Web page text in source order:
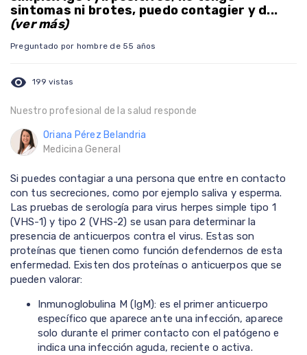
sintomas ni brotes, puedo contagier y d...
(ver más)
Preguntado por hombre de 55 años
visibility 199 vistas
Nuestro profesional de la salud responde
Oriana Pérez Belandria
Medicina General
Si puedes contagiar a una persona que entre en contacto
con tus secreciones, como por ejemplo saliva y esperma.
Las pruebas de serología para virus herpes simple tipo 1
(VHS-1) y tipo 2 (VHS-2) se usan para determinar la
presencia de anticuerpos contra el virus. Estas son
proteínas que tienen como función defendernos de esta
enfermedad. Existen dos proteínas o anticuerpos que se
pueden valorar:
Inmunoglobulina M (IgM): es el primer anticuerpo
específico que aparece ante una infección, aparece
solo durante el primer contacto con el patógeno e
indica una infección aguda, reciente o activa.